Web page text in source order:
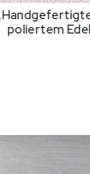
poliertem